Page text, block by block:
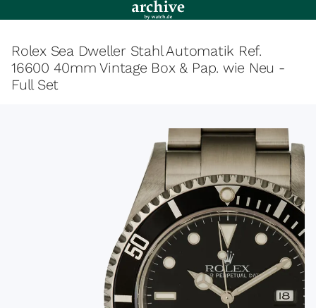
Rolex Sea Dweller Stahl Automatik Ref.
16600 40mm Vintage Box & Pap. wie Neu -
Full Set